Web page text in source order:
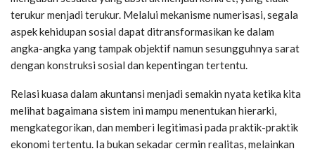
terukur menjadi terukur. Melalui mekanisme numerisasi, segala
aspek kehidupan sosial dapat ditransformasikan ke dalam
angka-angka yang tampak objektif namun sesungguhnya sarat
dengan konstruksi sosial dan kepentingan tertentu.
Relasi kuasa dalam akuntansi menjadi semakin nyata ketika kita
melihat bagaimana sistem ini mampu menentukan hierarki,
mengkategorikan, dan memberi legitimasi pada praktik-praktik
ekonomi tertentu. Ia bukan sekadar cermin realitas, melainkan